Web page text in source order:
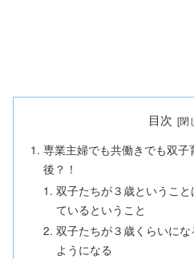
目次
専業主婦でも共働きでも双
後？！
双子たちが３歳というこ
ているということ
双子たちが３歳くらいに
ようになる